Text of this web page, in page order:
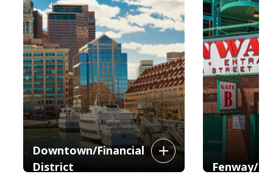
Downtown/Financial
District
Fenway/